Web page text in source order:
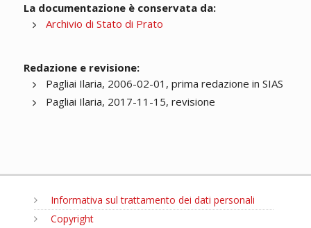
La documentazione è conservata da:
Archivio di Stato di Prato
Redazione e revisione:
Pagliai Ilaria, 2006-02-01, prima redazione in SIAS
Pagliai Ilaria, 2017-11-15, revisione
Informativa sul trattamento dei dati personali
Copyright